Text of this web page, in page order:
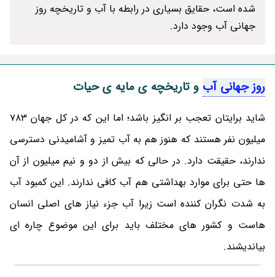
شده است، حقایق بسیاری در رابطه با آب و تاریخچه روز
جهانی آب وجود دارد.
روز جهانی آب و تاریخچه ی مایه ی حیات
شاید برایتان تعجب بر انگیز باشد؛ اما این که در کل جهان 783
میلیون نفر هستند که هنوز هم به آب تمیز و آشامیدنی دسترسی
ندارند، حقیقت دارد. در حالی که بیش از دو و نیم میلیون از آن
ها حتی برای موارد بهداشتی هم آب کافی ندارند. این کمبود آب
به شدت نگران کننده است زیرا آب جزء نیاز های اصلی انسان
هاست و کشور های مختلف باید برای این موضوع چاره ای
بیاندیشند.